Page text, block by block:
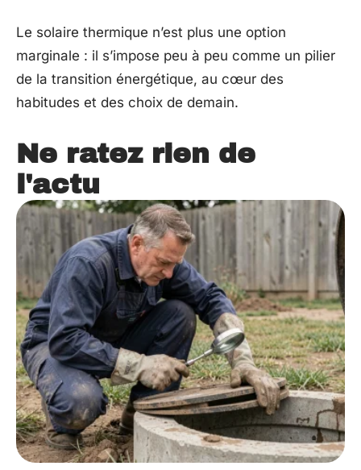
Le solaire thermique n’est plus une option
marginale : il s’impose peu à peu comme un pilier
de la transition énergétique, au cœur des
habitudes et des choix de demain.
Ne ratez rien de
l'actu